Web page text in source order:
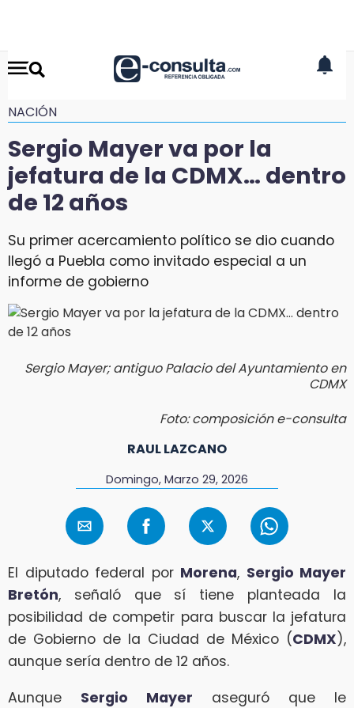
NACIÓN
Sergio Mayer va por la
jefatura de la CDMX… dentro
de 12 años
Su primer acercamiento político se dio cuando
llegó a Puebla como invitado especial a un
informe de gobierno
Sergio Mayer; antiguo Palacio del Ayuntamiento en
CDMX
Foto: composición e-consulta
RAUL LAZCANO
Domingo, Marzo 29, 2026
El diputado federal por Morena, Sergio Mayer
Bretón, señaló que sí tiene planteada la
posibilidad de competir para buscar la jefatura
de Gobierno de la Ciudad de México (CDMX),
aunque sería dentro de 12 años.
Aunque Sergio Mayer aseguró que le